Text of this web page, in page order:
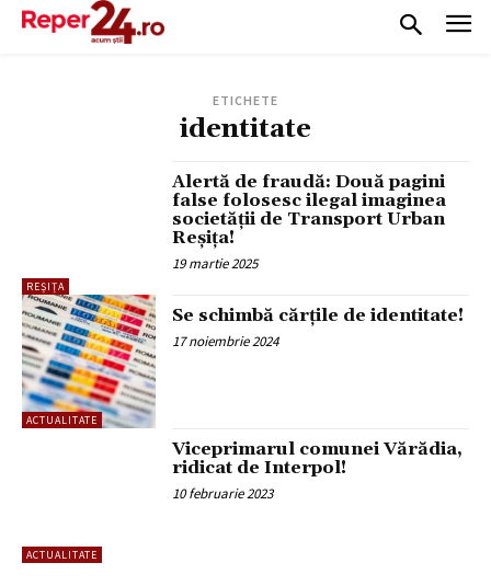
ETICHETE
identitate
REȘIȚA
Alertă de fraudă: Două pagini
false folosesc ilegal imaginea
societății de Transport Urban
Reșița!
19 martie 2025
ACTUALITATE
Se schimbă cărțile de identitate!
17 noiembrie 2024
ACTUALITATE
Viceprimarul comunei Vărădia,
ridicat de Interpol!
10 februarie 2023